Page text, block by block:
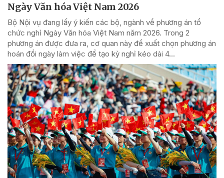
Ngày Văn hóa Việt Nam 2026
Bộ Nội vụ đang lấy ý kiến các bộ, ngành về phương án tổ
chức nghỉ Ngày Văn hóa Việt Nam năm 2026. Trong 2
phương án được đưa ra, cơ quan này đề xuất chọn phương án
hoán đổi ngày làm việc để tạo kỳ nghỉ kéo dài 4...